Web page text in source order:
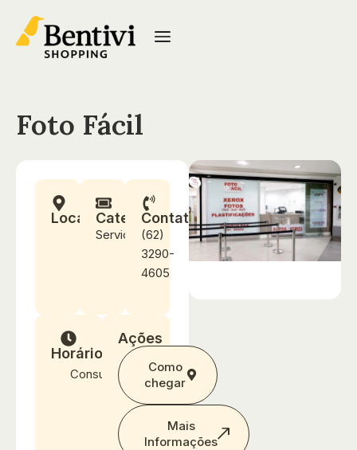
Foto Fácil
LocalizaçãoCategoria
Serviços
Contato
(62)
3290-
4605
Horários
Consultar
Ações
Como
chegar
Mais
Informações